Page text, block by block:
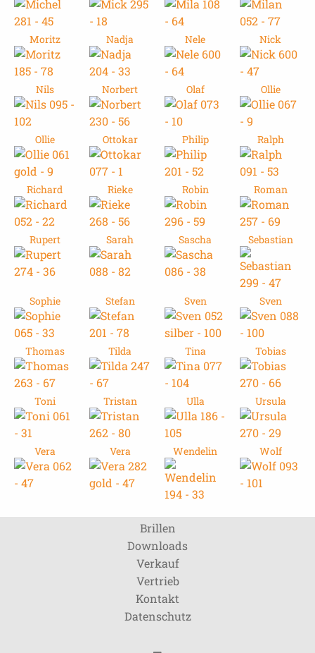
Moritz Nadja Nele Nick
Nils Norbert Olaf Ollie
Ollie Ottokar Philip Ralph
Richard Rieke Robin Roman
Rupert Sarah Sascha Sebastian
Sophie Stefan Sven Sven
Thomas Tilda Tina Tobias
Toni Tristan Ulla Ursula
Vera Vera Wendelin Wolf
Brillen
Downloads
Verkauf
Vertrieb
Kontakt
Datenschutz